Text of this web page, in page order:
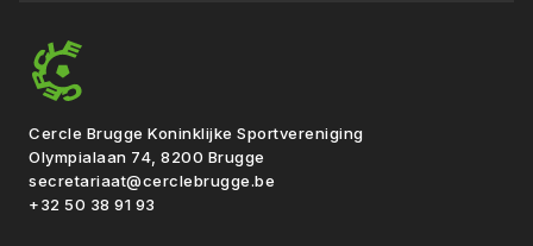
Cercle Brugge Koninklijke Sportvereniging
Olympialaan 74, 8200 Brugge
secretariaat@cerclebrugge.be
+32 50 38 91 93